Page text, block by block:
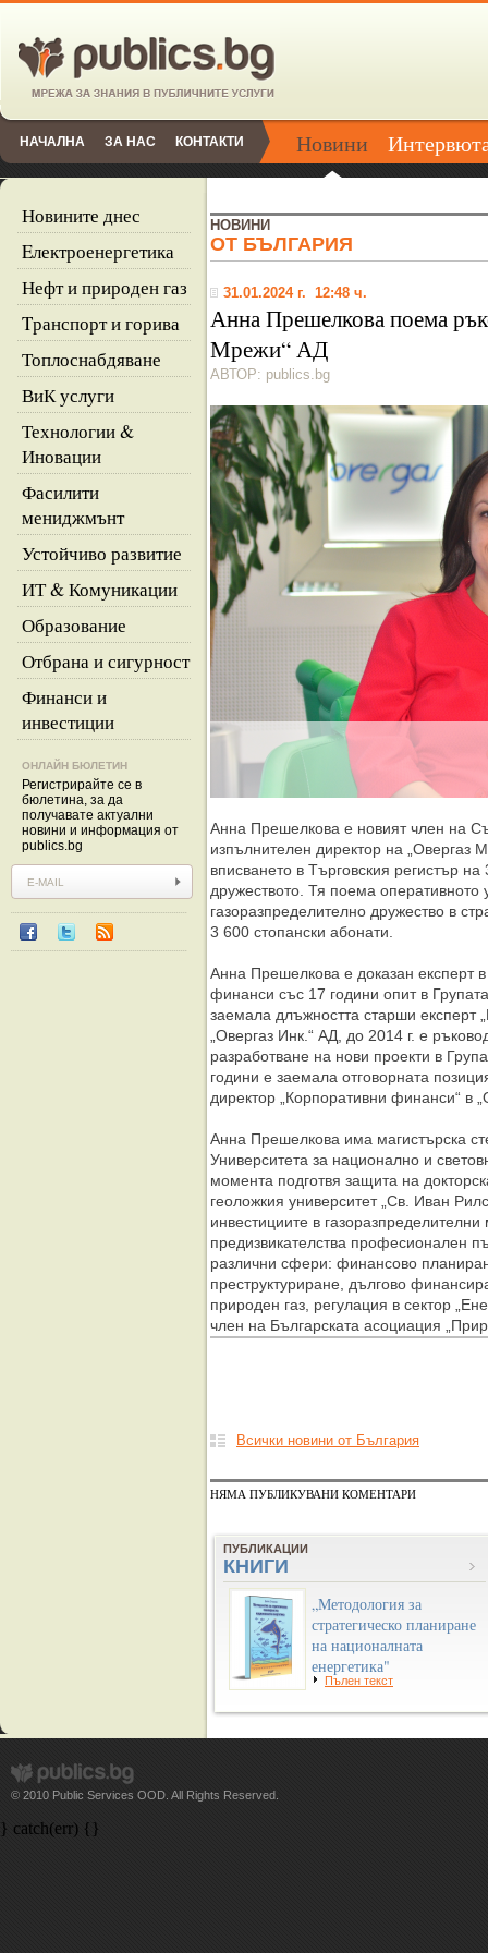
НАЧАЛНА ЗА НАС КОНТАКТИ Новини
Новините днес
Eлектроенергетика
Нефт и природен газ
Tранспорт и горива
Топлоснабдяване
ВиК услуги
Технологии &
Иновации
Фасилити
мениджмънт
Устойчиво развитие
ИТ & Комуникации
Образование
Отбрана и сигурност
Финанси и
инвестиции
ОНЛАЙН БЮЛЕТИН
Регистрирайте се в
бюлетина, за да
получавате актуални
новини и информация от
publics.bg
НОВИНИ
ОТ БЪЛГАРИЯ
31.01.2024 г. 12:48 ч.
Анна Прешелкова поема
Мрежи“ АД
АВТОР: publics.bg
Анна Прешелкова е новият член на
изпълнителен директор на „Овергаз
вписването в Търговския регистър
дружеството. Тя поема
газоразпределително дружество в
3 600 стопански абонати.
Анна Прешелкова е доказан експерт
финанси със 17 години опит в
заемала длъжността старши експерт
„Овергаз Инк.“ АД, до 2014 г. е
разработване на нови проекти в
години е заемала отговорната
директор „Корпоративни финанси“ в
Анна Прешелкова има магистърска
Университета за национално и
момента подготвя защита на
геоложкия университет „Св. Иван
инвестициите в
предизвикателства професионален
различни сфери: финансово
преструктуриране, дългово
природен газ, регулация в сектор
член на Българската асоциация
Всички новини от България
НЯМА ПУБЛИКУВАНИ КОМЕНТАРИ
ПУБЛИКАЦИИ
КНИГИ
„Методология за
стратегическо планиране
на националната
енергетика"
Пълен текст
© 2010 Public Services OOD. All Rights Reserved.
} catch(err) {}